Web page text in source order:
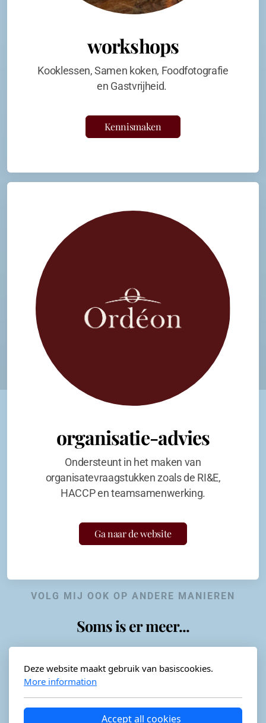
workshops
Kooklessen, Samen koken, Foodfotografie
en Gastvrijheid.
Kennismaken
organisatie-advies
Ondersteunt in het maken van
organisatevraagstukken zoals de RI&E,
HACCP en teamsamenwerking.
Ga naar de website
VOLG MIJ OOK OP ANDERE MANIEREN
Soms is er meer...
Horeca-advies
Deze website maakt gebruik van basiscookies.
More information
Accept all cookies